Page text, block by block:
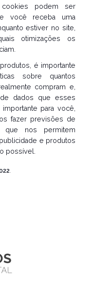
podem ser
você receba uma
estiver no site,
otimizações os
é importante
sobre quantos
compram e,
dados que esses
para você,
fazer previsões de
que nos permitem
e produtos
possível.
.